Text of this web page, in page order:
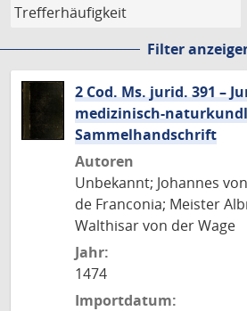
Filter
2 Cod. Ms. jurid. 391 –
medizinisch-
Sammelhandschrift
Autoren
Unbekannt; Johannes
de Franconia; Meister
Walthisar von der Wage
Jahr:
1474
Importdatum: